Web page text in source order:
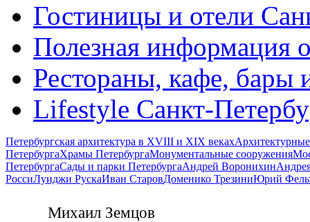
Гостиницы и отели
Полезная информация
Рестораны, кафе, бары
Lifestyle Санкт-
Петербургская архитектура в XVIII и XIX веках
ПетербургаХрамы ПетербургаМонументальные сооружения
ПетербургаСады и парки ПетербургаАндрей Воронихин
РоссиЛуиджи РускаИван СтаровДоменико ТрезиниЮрий
Михаил Земцов